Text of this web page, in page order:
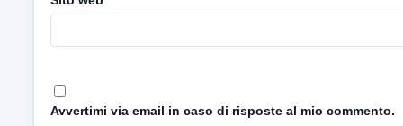
Avvertimi via email in caso di risposte al mio commento.